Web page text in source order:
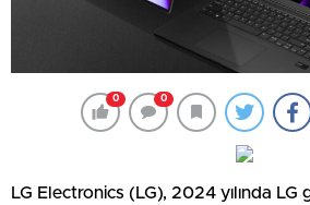
0 0
LG Electronics (LG), 2024 yılında LG